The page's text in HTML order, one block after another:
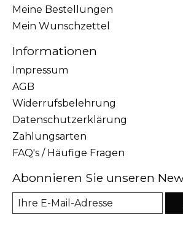
Meine Bestellungen
Mein Wunschzettel
Informationen
Impressum
AGB
Widerrufsbelehrung
Datenschutzerklärung
Zahlungsarten
FAQ's / Häufige Fragen
Abonnieren Sie unseren